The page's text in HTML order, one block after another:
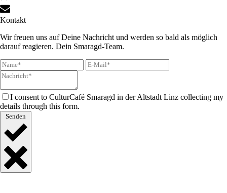
Kontakt
Wir freuen uns auf Deine Nachricht und werden so bald als möglich
darauf reagieren. Dein Smaragd-Team.
I consent to CulturCafé Smaragd in der Altstadt Linz collecting my
details through this form.
Senden